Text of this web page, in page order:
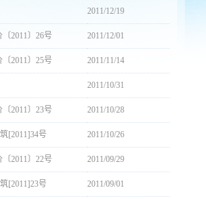
2011/12/19
〔2011〕26号 2011/12/01
〔2011〕25号 2011/11/14
2011/10/31
〔2011〕23号 2011/10/28
[2011]34号 2011/10/26
〔2011〕22号 2011/09/29
通知
[2011]23号 2011/09/01